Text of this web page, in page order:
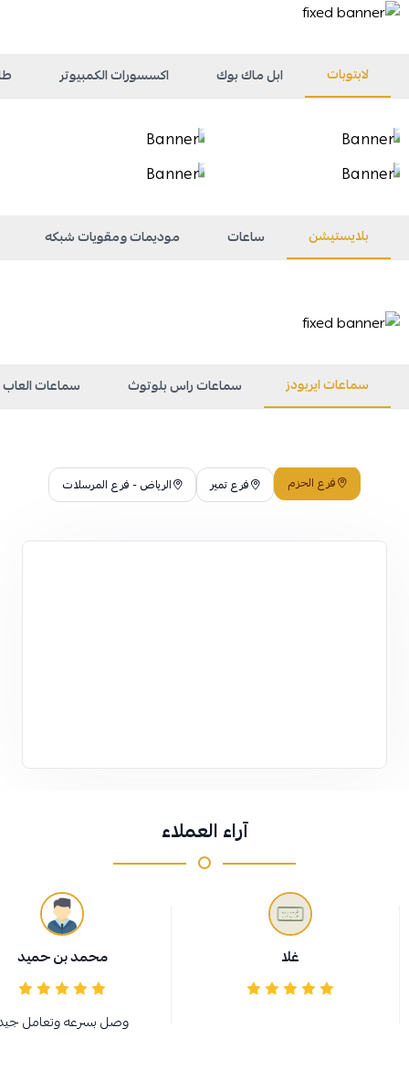
لابتوبات ابل ماك بوك اكسسورات الكمبيوتر
بلايستيشن ساعات موديمات ومقويات شبكه
سماعات ايربودز سماعات راس بلوتوث سماعات العاب
فرع الحزم فرع تمير الرياض - فرع المرسلات
آراء العملاء
غلا محمد بن حميد
وصل بسرعه وتعامل